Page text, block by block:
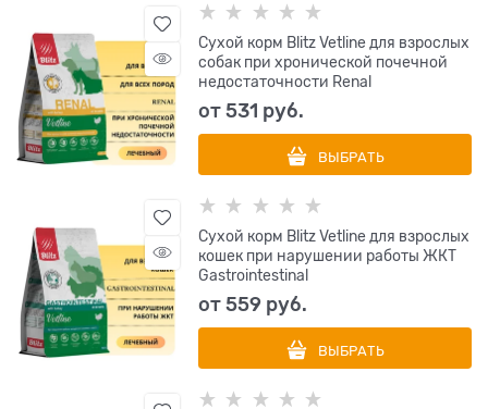
Сухой корм Blitz Vetline для взрослых
собак при хронической почечной
недостаточности Renal
от531 руб.
ВЫБРАТЬ
Сухой корм Blitz Vetline для взрослых
кошек при нарушении работы ЖКТ
Gastrointestinal
от559 руб.
ВЫБРАТЬ